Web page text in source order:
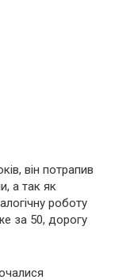
він потрапив
а так як
роботу
за 50, дорогу